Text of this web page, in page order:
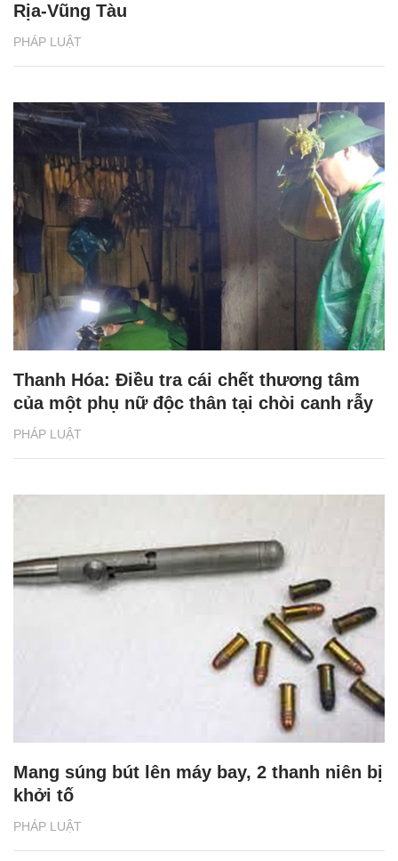
PHÁP LUẬT
Rịa-Vũng Tàu
PHÁP LUẬT
Thanh Hóa: Điều tra cái chết thương tâm
của một phụ nữ độc thân tại chòi canh rẫy
PHÁP LUẬT
Mang súng bút lên máy bay, 2 thanh niên bị
khởi tố